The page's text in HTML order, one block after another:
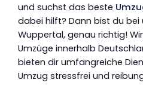
und suchst das beste
dabei hilft? Dann bist du bei
Wuppertal, genau richtig!
Umzüge innerhalb
bieten dir umfangreiche
Umzug stressfrei und